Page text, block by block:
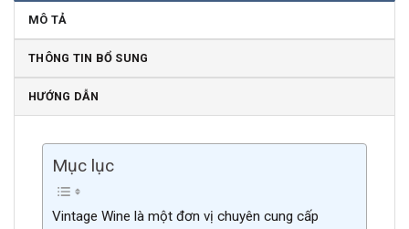
MÔ TẢ
THÔNG TIN BỔ SUNG
HƯỚNG DẪN
Mục lục
Vintage Wine là một đơn vị chuyên cung cấp